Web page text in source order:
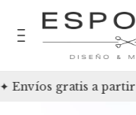
gratis a partir